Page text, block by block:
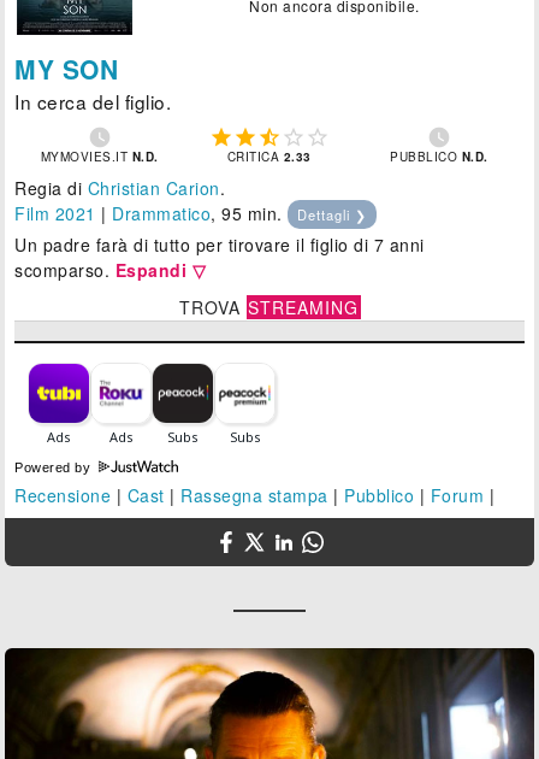
Non ancora disponibile.
MY SON
In cerca del figlio.

MYMOVIES.IT N.D.
    
CRITICA 2.33

PUBBLICO N.D.
Regia di Christian Carion.
Film 2021 | Drammatico, 95 min. Dettagli ❯
Un padre farà di tutto per tirovare il figlio di 7 anni
scomparso. Espandi ▽
TROVA STREAMING
Powered by
Recensione | Cast | Rassegna stampa | Pubblico | Forum |